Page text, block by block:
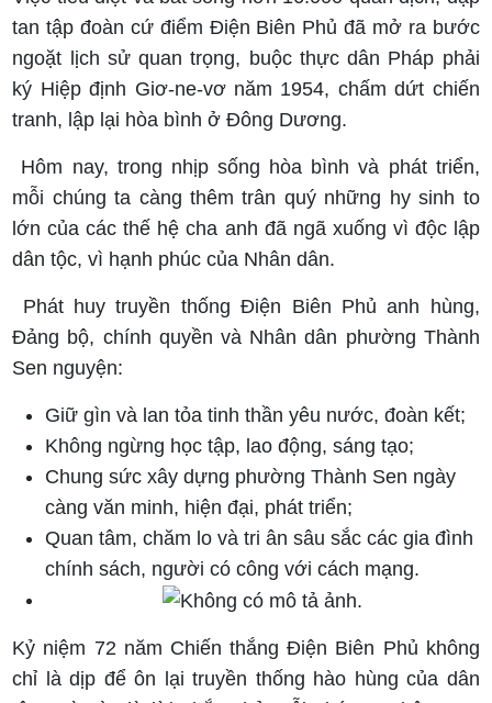
tan tập đoàn cứ điểm Điện Biên Phủ đã mở ra bước
ngoặt lịch sử quan trọng, buộc thực dân Pháp phải
ký Hiệp định Giơ-ne-vơ năm 1954, chấm dứt chiến
tranh, lập lại hòa bình ở Đông Dương.
Hôm nay, trong nhịp sống hòa bình và phát triển,
mỗi chúng ta càng thêm trân quý những hy sinh to
lớn của các thế hệ cha anh đã ngã xuống vì độc lập
dân tộc, vì hạnh phúc của Nhân dân.
Phát huy truyền thống Điện Biên Phủ anh hùng,
Đảng bộ, chính quyền và Nhân dân phường Thành
Sen nguyện:
Giữ gìn và lan tỏa tinh thần yêu nước, đoàn kết;
Không ngừng học tập, lao động, sáng tạo;
Chung sức xây dựng phường Thành Sen ngày
càng văn minh, hiện đại, phát triển;
Quan tâm, chăm lo và tri ân sâu sắc các gia đình
chính sách, người có công với cách mạng.
Kỷ niệm 72 năm Chiến thắng Điện Biên Phủ không
chỉ là dịp để ôn lại truyền thống hào hùng của dân